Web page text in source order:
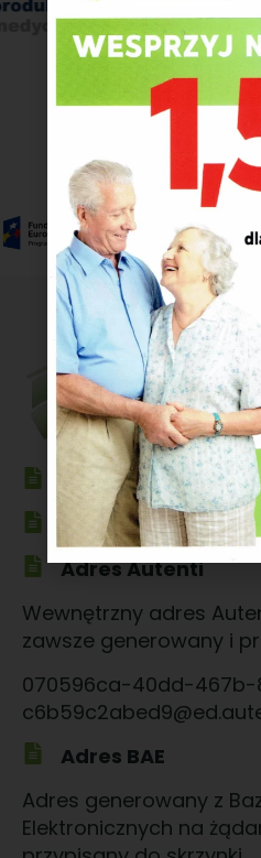
Polityka prywatności
Klauzula
Adres Autenti
Wewnętrzny adres
zawsze generowany i
070596ca-40dd-
Adres BAE
Adres generowany z
Elektronicznych na